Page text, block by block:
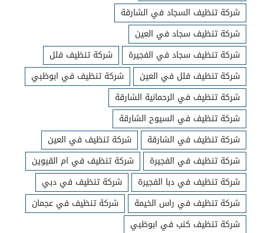
شركة تنظيف السجاد في الشارقة
شركة تنظيف سجاد في العين
شركة تنظيف سجاد في الفجيرة
شركة تنظيف فلل
شركة تنظيف فلل في العين
شركة تنظيف في ابوظبي
شركة تنظيف في الرحمانية الشارقة
شركة تنظيف في السيوح الشارقة
شركة تنظيف في الشارقة
شركة تنظيف في العين
شركة تنظيف في الفجيرة
شركة تنظيف في ام القيوين
شركة تنظيف في دبا الفجيرة
شركة تنظيف في دبي
شركة تنظيف في راس الخيمة
شركة تنظيف في عجمان
شركة تنظيف كنب في ابوظبي